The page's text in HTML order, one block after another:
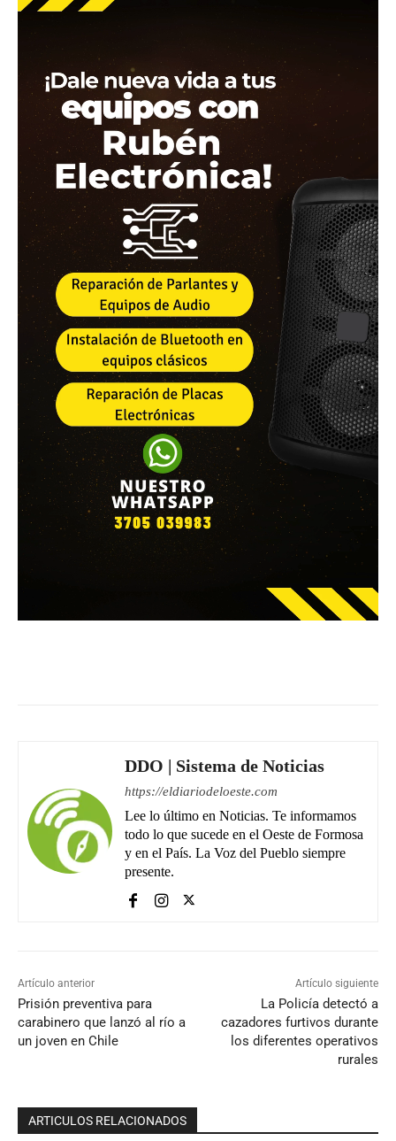
DDO | Sistema de Noticias
https://eldiariodeloeste.com
Lee lo último en Noticias. Te informamos
todo lo que sucede en el Oeste de Formosa
y en el País. La Voz del Pueblo siempre
presente.
Artículo anterior
Prisión preventiva para
carabinero que lanzó al río a
un joven en Chile
Artículo siguiente
La Policía detectó a
cazadores furtivos durante
los diferentes operativos
rurales
ARTICULOS RELACIONADOS